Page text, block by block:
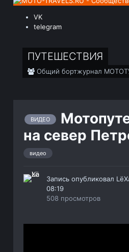
VK
telegram
ПУТЕШЕСТВИЯ
Общий бортжурнал
ВИДЕО
на север
видео
Запись опубликовал
08:19
508 просмотров